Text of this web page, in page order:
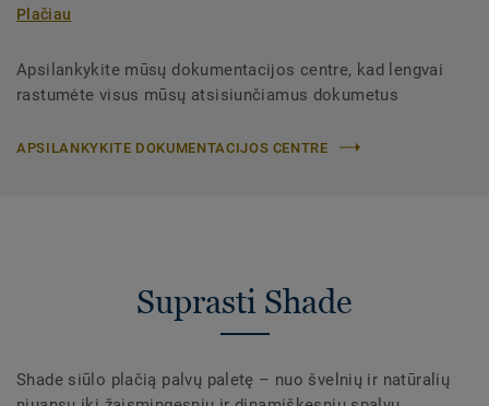
Plačiau
Apsilankykite mūsų dokumentacijos centre, kad lengvai
rastumėte visus mūsų atsisiunčiamus dokumetus
APSILANKYKITE DOKUMENTACIJOS CENTRE
Suprasti Shade
Shade siūlo plačią palvų paletę – nuo švelnių ir natūralių